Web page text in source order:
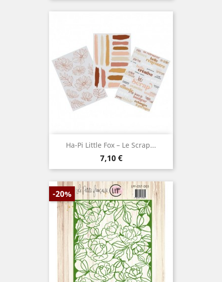
Ha-Pi Little Fox – Le Scrap...
Prix
7,10 €
-20%